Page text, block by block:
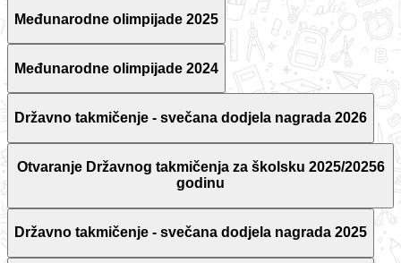
Međunarodne olimpijade 2025
Međunarodne olimpijade 2024
Državno takmičenje - svečana dodjela nagrada 2026
Otvaranje Državnog takmičenja za školsku 2025/20256
godinu
Državno takmičenje - svečana dodjela nagrada 2025